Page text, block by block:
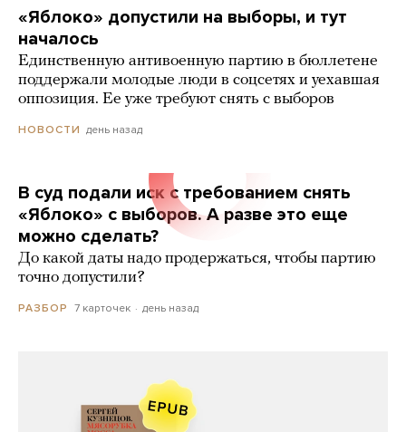
«Яблоко» допустили на выборы, и тут
началось
Единственную антивоенную партию в бюллетене
поддержали молодые люди в соцсетях и уехавшая
оппозиция. Ее уже требуют снять с выборов
НОВОСТИ день назад
В суд подали иск с требованием снять
«Яблоко» с выборов. А разве это еще
можно сделать?
До какой даты надо продержаться, чтобы партию
точно допустили?
РАЗБОР 7 карточек день назад